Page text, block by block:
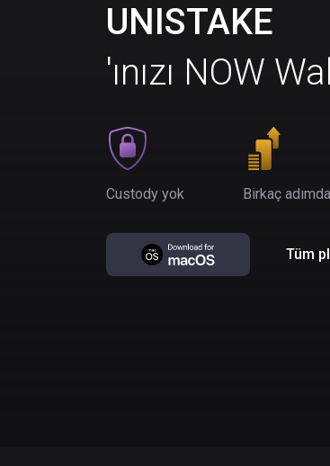
UNISTAKE
'ınızı NOW
Custody yok Birkaç adımda
Tüm